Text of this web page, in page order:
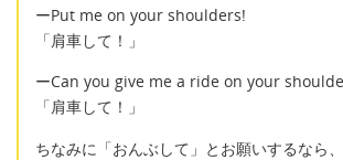
ーPut me on your shoulders!
「肩車して！」
ーCan you give me a ride on your
「肩車して！」
ちなみに「おんぶして」とお願いするなら